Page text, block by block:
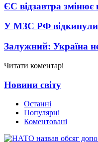
ЄС відзавтра змінює
У МЗС РФ відкинули
Залужний: Україна
Читати коментарі
Новини світу
Останні
Популярні
Коментовані